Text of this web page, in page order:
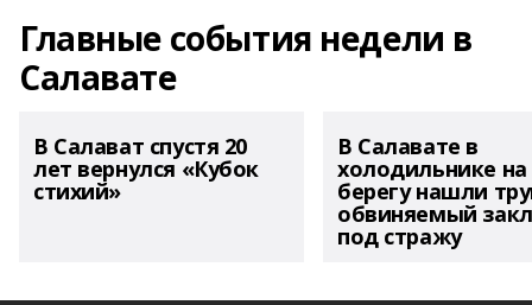
Главные события недели в
Салавате
В Салават спустя 20
лет вернулся «Кубок
стихий»
В Салавате в
холодильнике на
берегу нашли
обвиняемый
под стражу